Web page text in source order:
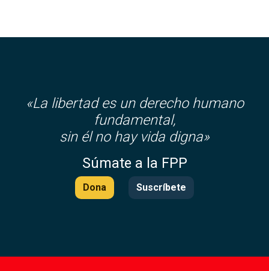
«La libertad es un derecho humano
fundamental,
sin él no hay vida digna»
Súmate a la FPP
Dona Suscríbete